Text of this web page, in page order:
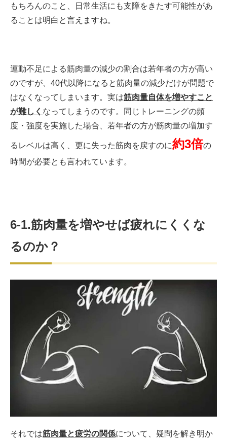
もちろんのこと、日常生活にも支障をきたす可能性があ
ることは明白と言えますね。
運動不足による筋肉量の減少の割合は若年者の方が高い
のですが、40代以降になると筋肉量の減少だけが問題で
はなくなってしまいます。実は筋肉量自体を増やすこと
が難しく なってしまうのです。同じトレーニングの頻
度・強度を実施した場合、若年者の方が筋肉量の増加す
るレベルは高く、更に失った筋肉を戻すのに約3倍の
時間が必要とも言われています。
6-1.筋肉量を増やせば疲れにくくな
るのか？
それでは筋肉量と疲労の関係について、疑問を解き明か